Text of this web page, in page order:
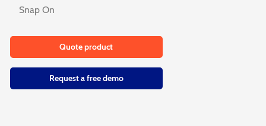
Snap On
Quote product
Request a free demo